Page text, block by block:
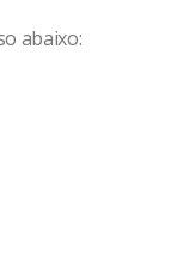
abaixo: